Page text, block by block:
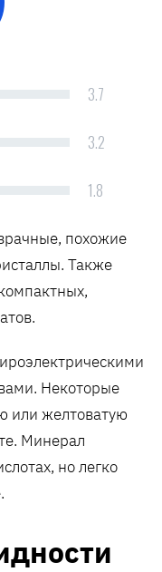
3.7
3.2
1.8
похожие
Также
Некоторые
или желтоватую
Минерал
но легко